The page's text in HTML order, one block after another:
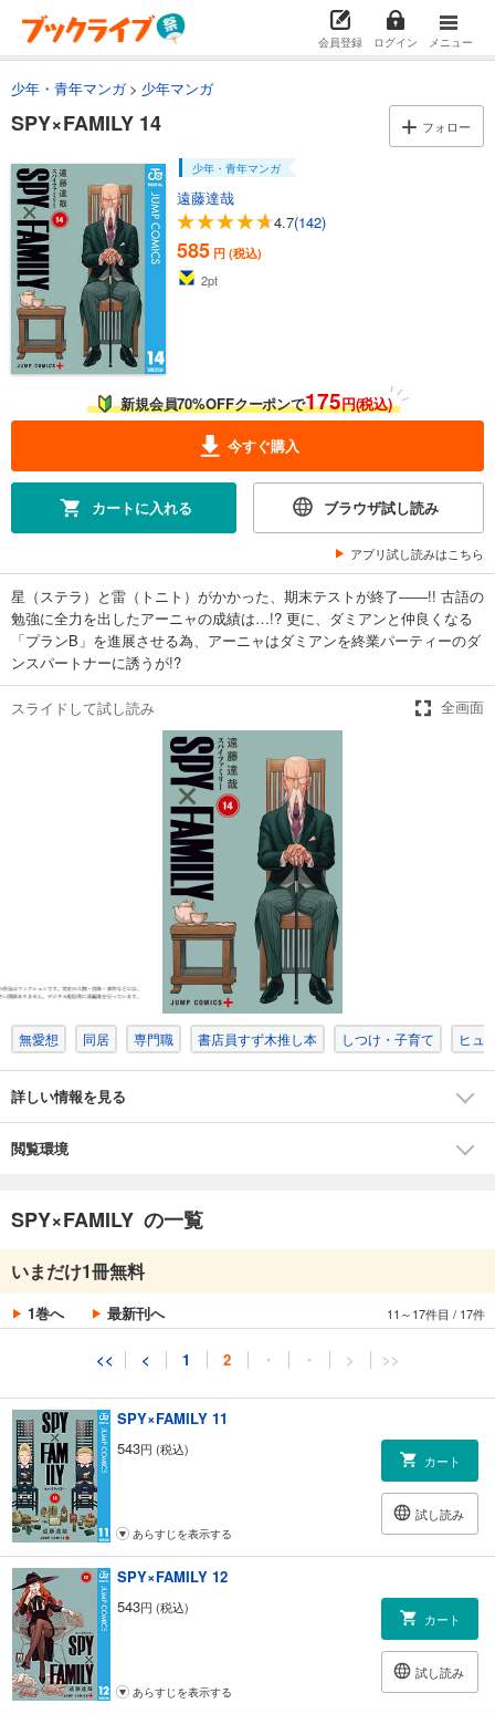
会員登録 ログイン メニュー
少年・青年マンガ 少年マンガ
SPY×FAMILY 14 フォロー
少年・青年マンガ
遠藤達哉
4.7(142)
585 円 (税込)
2pt
新規会員70%OFFクーポンで175円(税込)
今すぐ購入
カートに入れる ブラウザ試し読み
アプリ試し読みはこちら
星（ステラ）と雷（トニト）がかかった、期末テストが終了――!! 古語の
勉強に全力を出したアーニャの成績は…!? 更に、ダミアンと仲良くなる
「プランB」を進展させる為、アーニャはダミアンを終業パーティーのダ
ンスパートナーに誘うが!?
スライドして試し読み 全画面
無愛想 同居 専門職 書店員すず木推し本 しつけ・子育て ヒュ
詳しい情報を見る
閲覧環境
SPY×FAMILY の一覧
いまだけ1冊無料
1巻へ 最新刊へ 11～17件目 / 17件
<< < 1 2 ・ ・ > >>
501円 (税込)
カート
501
円 (税込)
あらすじを表示する
SPY×FAMILY 4
501
SPY×FAMILY 5
501 円 (税込)
カート
試し読み
SPY×FAMILY 6
501 円 (税込)
試し読み
あらすじを表示する
SPY×FAMILY 7
円 (税込)
あらすじを表示する
SPY×FAMILY 8
円 (税込)
試し読み
SPY×FAMILY 9
カート
あらすじを表示する
SPY×FAMILY 10
501円 (税込)
SPY×FAMILY 11
543円 (税込)
カート
試し読み
あらすじを表示する
SPY×FAMILY 12
543円 (税込)
カート
試し読み
あらすじを表示する